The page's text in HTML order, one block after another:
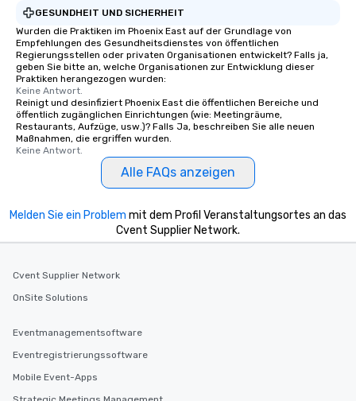
GESUNDHEIT UND SICHERHEIT
Wurden die Praktiken im Phoenix East auf der Grundlage von
Empfehlungen des Gesundheitsdienstes von öffentlichen
Regierungsstellen oder privaten Organisationen entwickelt? Falls ja,
geben Sie bitte an, welche Organisationen zur Entwicklung dieser
Praktiken herangezogen wurden:
Keine Antwort.
Reinigt und desinfiziert Phoenix East die öffentlichen Bereiche und
öffentlich zugänglichen Einrichtungen (wie: Meetingräume,
Restaurants, Aufzüge, usw.)? Falls Ja, beschreiben Sie alle neuen
Maßnahmen, die ergriffen wurden.
Keine Antwort.
Alle FAQs anzeigen
Melden Sie ein Problem mit dem Profil Veranstaltungsortes an das
Cvent Supplier Network.
Cvent Supplier Network
OnSite Solutions
Eventmanagementsoftware
Eventregistrierungssoftware
Mobile Event-Apps